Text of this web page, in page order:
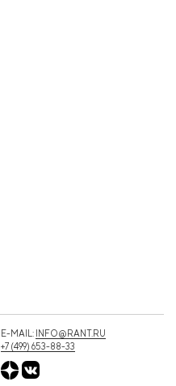
E-MAIL: INFO@RANT.RU
+7 (499) 653-88-33